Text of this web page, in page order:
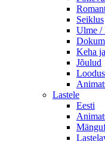
Seiklus
Ulme /
Keha
Jõulud
Loodus
Lastele
Eesti